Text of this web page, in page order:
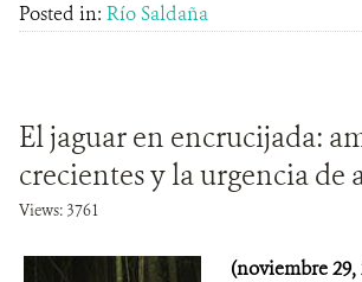
Posted in: Río Saldaña
El jaguar en encrucijada:
crecientes y la urgencia de
Views: 3761
(noviembre 29,